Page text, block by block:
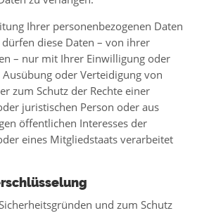
Ihrer personenbezogenen Daten
diese Daten – von ihrer
– nur mit Ihrer Einwilligung oder
oder Verteidigung von
zum Schutz der Rechte einer
juristischen Person oder aus
öffentlichen Interesses der
eines Mitgliedstaats verarbeitet
und zum Schutz